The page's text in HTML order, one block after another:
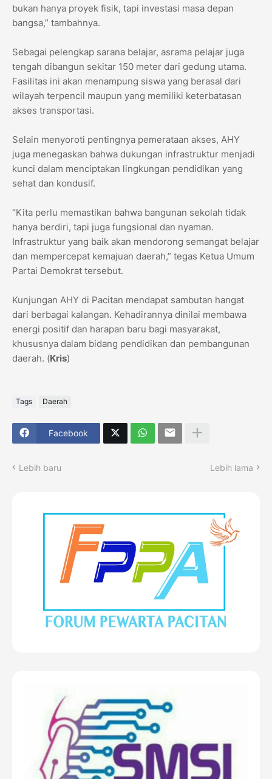
bukan hanya proyek fisik, tapi investasi masa depan
bangsa,” tambahnya.
Sebagai pelengkap sarana belajar, asrama pelajar juga
tengah dibangun sekitar 150 meter dari gedung utama.
Fasilitas ini akan menampung siswa yang berasal dari
wilayah terpencil maupun yang memiliki keterbatasan
akses transportasi.
Selain menyoroti pentingnya pemerataan akses, AHY
juga menegaskan bahwa dukungan infrastruktur menjadi
kunci dalam menciptakan lingkungan pendidikan yang
sehat dan kondusif.
“Kita perlu memastikan bahwa bangunan sekolah tidak
hanya berdiri, tapi juga fungsional dan nyaman.
Infrastruktur yang baik akan mendorong semangat belajar
dan mempercepat kemajuan daerah,” tegas Ketua Umum
Partai Demokrat tersebut.
Kunjungan AHY di Pacitan mendapat sambutan hangat
dari berbagai kalangan. Kehadirannya dinilai membawa
energi positif dan harapan baru bagi masyarakat,
khususnya dalam bidang pendidikan dan pembangunan
daerah. (Kris)
Tags Daerah
Facebook
Lebih baru Lebih lama